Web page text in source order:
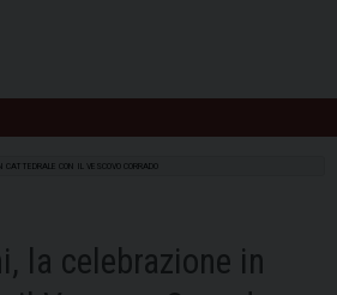
CON IL VESCOVO CORRADO
la celebrazione in